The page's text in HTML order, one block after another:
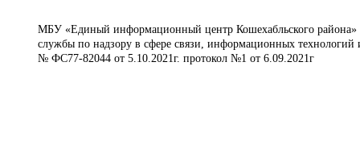
МБУ «Единый информационный центр Кошехабльского района»
службы по надзору в сфере связи, информационных
№ ФС77-82044 от 5.10.2021г. протокол №1 от 6.09.2021г